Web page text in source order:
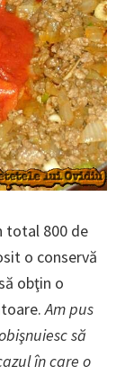
total 800 de
o conservă
obţin o
Am pus
să
în care o